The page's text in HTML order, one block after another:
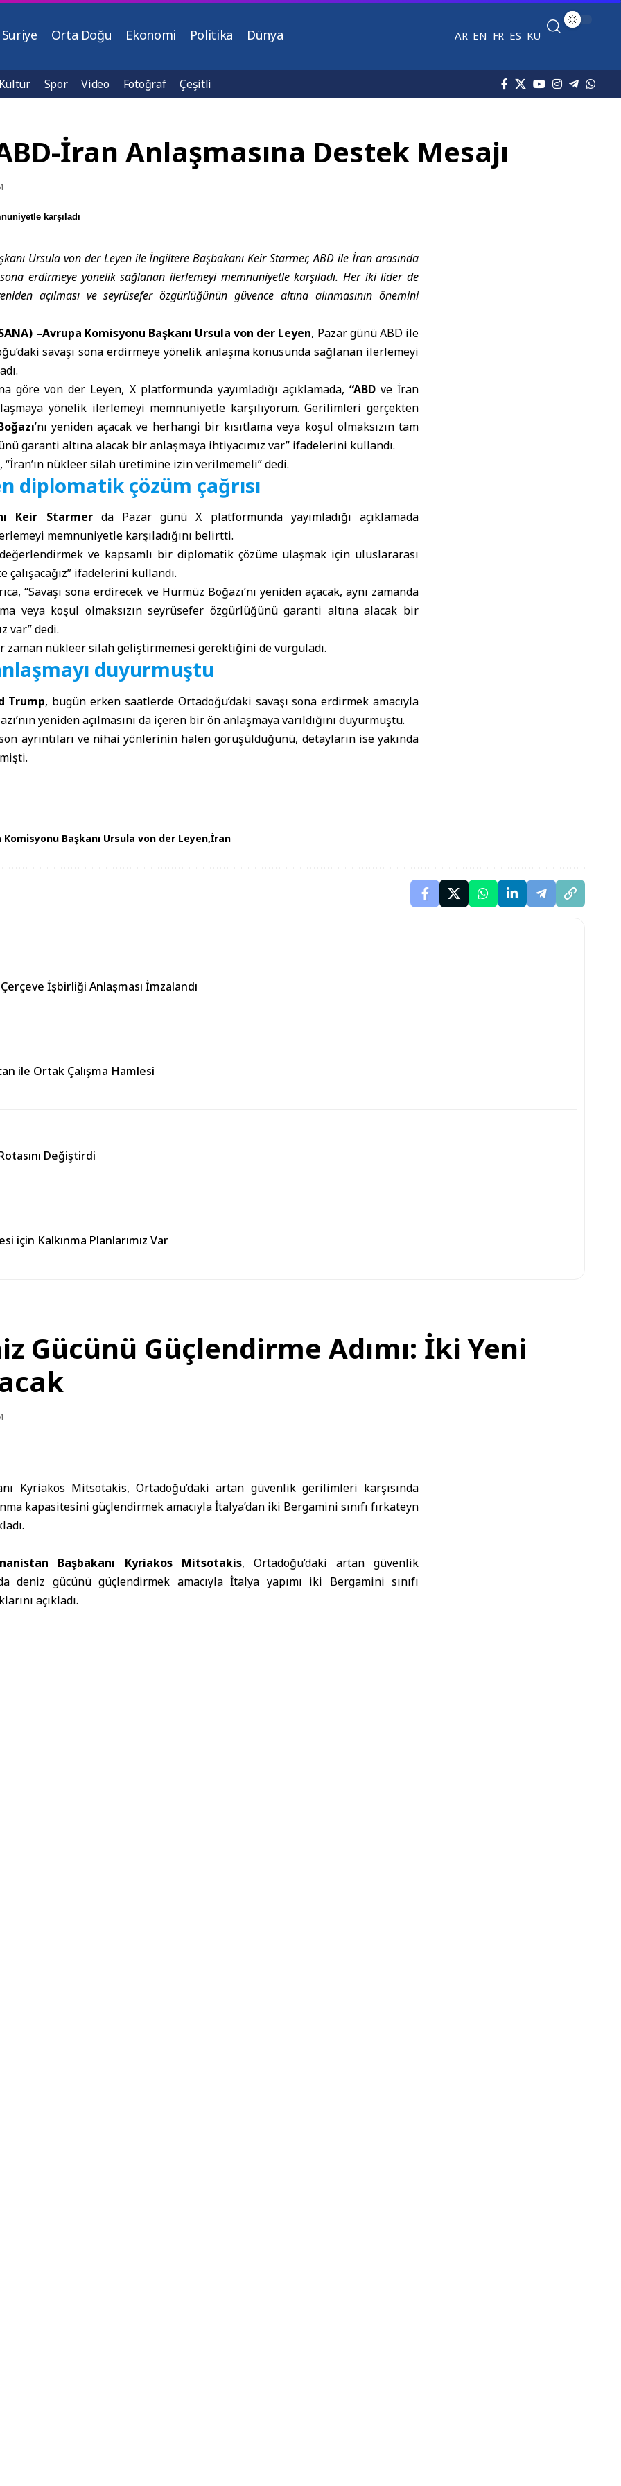
Suriye Orta Doğu Ekonomi Politika Dünya AR EN FR ES KU
Kültür Spor Video Fotoğraf Çeşitli
İran Anlaşmasına Destek Mesajı
karşıladı
Ursula von der Leyen ile İngiltere Başbakanı Keir Starmer, ABD ile İran arasında
sona erdirmeye yönelik sağlanan ilerlemeyi memnuniyetle karşıladı. Her iki lider de
açılması ve seyrüsefer özgürlüğünün güvence altına alınmasının önemini
–Avrupa Komisyonu Başkanı Ursula von der Leyen, Pazar günü ABD ile
savaşı sona erdirmeye yönelik anlaşma konusunda sağlanan ilerlemeyi
göre von der Leyen, X platformunda yayımladığı açıklamada, “ABD ve İran
yönelik ilerlemeyi memnuniyetle karşılıyorum. Gerilimleri gerçekten
’nı yeniden açacak ve herhangi bir kısıtlama veya koşul olmaksızın tam
garanti altına alacak bir anlaşmaya ihtiyacımız var” ifadelerini kullandı.
“İran’ın nükleer silah üretimine izin verilmemeli” dedi.
diplomatik çözüm çağrısı
Keir Starmer da Pazar günü X platformunda yayımladığı açıklamada
memnuniyetle karşıladığını belirtti.
değerlendirmek ve kapsamlı bir diplomatik çözüme ulaşmak için uluslararası
çalışacağız” ifadelerini kullandı.
“Savaşı sona erdirecek ve Hürmüz Boğazı’nı yeniden açacak, aynı zamanda
veya koşul olmaksızın seyrüsefer özgürlüğünü garanti altına alacak bir
var” dedi.
zaman nükleer silah geliştirmemesi gerektiğini de vurguladı.
duyurmuştu
Trump, bugün erken saatlerde Ortadoğu’daki savaşı sona erdirmek amacıyla
yeniden açılmasını da içeren bir ön anlaşmaya varıldığını duyurmuştu.
ayrıntıları ve nihai yönlerinin halen görüşüldüğünü, detayların ise yakında
Komisyonu Başkanı Ursula von der Leyen İran
İşbirliği Anlaşması İmzalandı
ile Ortak Çalışma Hamlesi
Değiştirdi
için Kalkınma Planlarımız Var
Gücünü Güçlendirme Adımı: İki Yeni
Kyriakos Mitsotakis, Ortadoğu’daki artan güvenlik gerilimleri karşısında
kapasitesini güçlendirmek amacıyla İtalya’dan iki Bergamini sınıfı fırkateyn
Başbakanı Kyriakos Mitsotakis, Ortadoğu’daki artan güvenlik
deniz gücünü güçlendirmek amacıyla İtalya yapımı iki Bergamini sınıfı
açıkladı.